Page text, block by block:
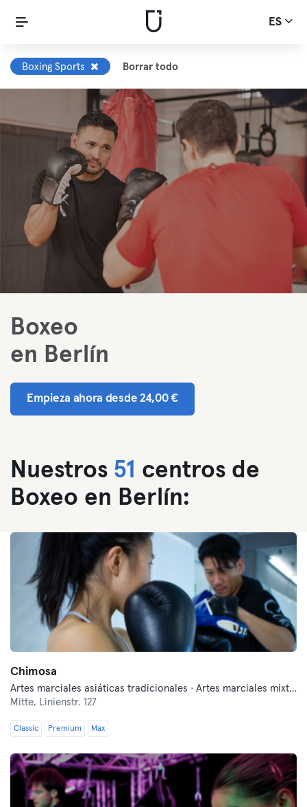
ES
Boxing Sports Borrar todo
Boxeo
en Berlín
Empieza ahora desde 24,00 €
Nuestros 51 centros de
Boxeo en Berlín:
Chimosa
Artes marciales asiáticas tradicionales · Artes marciales mixtas · Autodefensa moderna · Boxeo · Fitness · Lucha libre · Qi Gong y Tai Chi
Mitte, Linienstr. 127
Classic Premium Max